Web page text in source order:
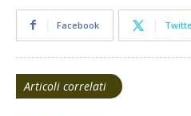
Facebook
Articoli correlati